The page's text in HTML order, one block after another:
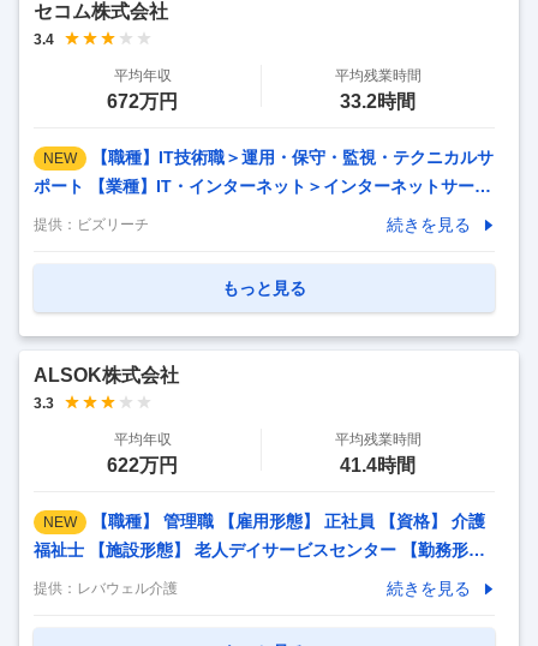
セコム株式会社
3.4
平均年収
672万円
平均残業時間
33.2時間
NEW
【職種】IT技術職＞運用・保守・監視・テクニカルサ
ポート 【業種】IT・インターネット＞インターネットサービ
ス ※会員属性などに応じ、当該求人をビズリーチ上で閲覧さ
ー｜月残業10h未満・当部署の有休取得率95%以上｜柔軟な
今、サイバー攻撃は日々巧妙化し、企業の存続、ひいては社
の脅威の最前線に立つ「盾」として、お客様…
提供： ビズリーチ 続きを見る
もっと見る
ALSOK株式会社
3.3
平均年収
622万円
平均残業時間
41.4時間
NEW
【職種】 管理職 【雇用形態】 正社員 【資格】 介護
福祉士 【施設形態】 老人デイサービスセンター 【勤務形
態】 日勤のみ 【業務内容】 ・ご利用者様およびご家族の管
提供： レバウェル介護 続きを見る